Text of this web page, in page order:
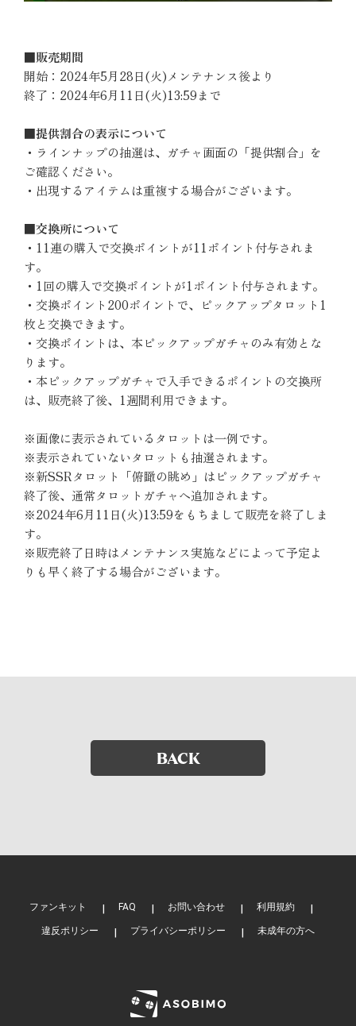
■販売期間
開始：2024年5月28日(火)メンテナンス後より
終了：2024年6月11日(火)13:59まで
■提供割合の表示について
・ラインナップの抽選は、ガチャ画面の「提供割合」を
ご確認ください。
・出現するアイテムは重複する場合がございます。
■交換所について
・11連の購入で交換ポイントが11ポイント付与されま
す。
・1回の購入で交換ポイントが1ポイント付与されます。
・交換ポイント200ポイントで、ピックアップタロット1
枚と交換できます。
・交換ポイントは、本ピックアップガチャのみ有効とな
ります。
・本ピックアップガチャで入手できるポイントの交換所
は、販売終了後、1週間利用できます。
※画像に表示されているタロットは一例です。
※表示されていないタロットも抽選されます。
※新SSRタロット「俯瞰の眺め」はピックアップガチャ
終了後、通常タロットガチャへ追加されます。
※2024年6月11日(火)13:59をもちまして販売を終了しま
す。
※販売終了日時はメンテナンス実施などによって予定よ
りも早く終了する場合がございます。
BACK
ファンキット FAQ お問い合わせ 利用規約
違反ポリシー プライバシーポリシー 未成年の方へ